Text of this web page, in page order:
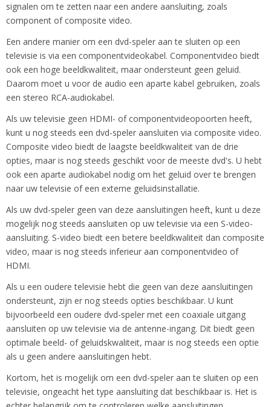
signalen om te zetten naar een andere aansluiting, zoals
component of composite video.
Een andere manier om een dvd-speler aan te sluiten op een
televisie is via een componentvideokabel. Componentvideo biedt
ook een hoge beeldkwaliteit, maar ondersteunt geen geluid.
Daarom moet u voor de audio een aparte kabel gebruiken, zoals
een stereo RCA-audiokabel.
Als uw televisie geen HDMI- of componentvideopoorten heeft,
kunt u nog steeds een dvd-speler aansluiten via composite video.
Composite video biedt de laagste beeldkwaliteit van de drie
opties, maar is nog steeds geschikt voor de meeste dvd's. U hebt
ook een aparte audiokabel nodig om het geluid over te brengen
naar uw televisie of een externe geluidsinstallatie.
Als uw dvd-speler geen van deze aansluitingen heeft, kunt u deze
mogelijk nog steeds aansluiten op uw televisie via een S-video-
aansluiting. S-video biedt een betere beeldkwaliteit dan composite
video, maar is nog steeds inferieur aan componentvideo of
HDMI.
Als u een oudere televisie hebt die geen van deze aansluitingen
ondersteunt, zijn er nog steeds opties beschikbaar. U kunt
bijvoorbeeld een oudere dvd-speler met een coaxiale uitgang
aansluiten op uw televisie via de antenne-ingang. Dit biedt geen
optimale beeld- of geluidskwaliteit, maar is nog steeds een optie
als u geen andere aansluitingen hebt.
Kortom, het is mogelijk om een dvd-speler aan te sluiten op een
televisie, ongeacht het type aansluiting dat beschikbaar is. Het is